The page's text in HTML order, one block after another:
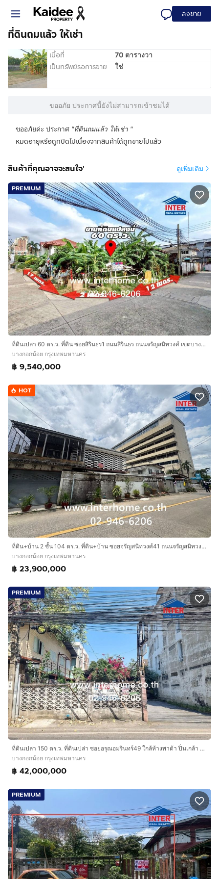
ลงขาย
ที่ดินถมแล้ว ให้เช่า
เนื้อที่ 70 ตารางวา
เป็นทรัพย์รอการขาย ใช่
ขออภัย ประกาศนี้ยังไม่สามารถเข้าชมได้
ขออภัยค่ะ ประกาศ "ที่ดินถมแล้ว ให้เช่า "
หมดอายุหรือถูกปิดไปเนื่องจากสินค้าได้ถูกขายไปแล้ว
สินค้าที่คุณอาจจะสนใจ' ดูเพิ่มเติม
PREMIUM
ที่ดินเปล่า 60 ตร.ว. ที่ดิน ซอยสิรินธร1 ถนนสิรินธร ถนนจรัญสนิทวงศ์ เขตบางกอกน้อย กรุงเทพมหานคร
บางกอกน้อย กรุงเทพมหานคร
฿ 9,540,000
HOT
ที่ดิน+บ้าน 2 ชั้น 104 ตร.ว. ที่ดิน+บ้าน ซอยจรัญสนิทวงศ์41 ถนนจรัญสนิทวงศ์ เขตบางกอกน้อย กรุงเทพมหานคร
บางกอกน้อย กรุงเทพมหานคร
฿ 23,900,000
PREMIUM
ที่ดินเปล่า 150 ตร.ว. ที่ดินเปล่า ซอยอรุณอมรินทร์49 ใกล้ห้างพาต้า ปิ่นเกล้า ถนนอรุณอมรินทร์ ถนนจรัญสนิทวงศ์ เขตบางกอกน้อย กรุงเทพมหานคร
บางกอกน้อย กรุงเทพมหานคร
฿ 42,000,000
PREMIUM